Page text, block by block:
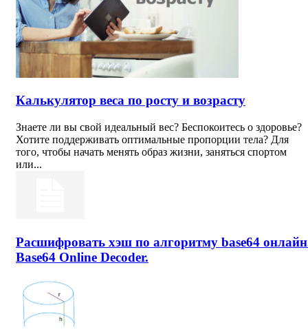
Калькулятор веса по росту и возрасту
Знаете ли вы свой идеальный вес? Беспокоитесь о здоровье?
Хотите поддерживать оптимальные пропорции тела? Для
того, чтобы начать менять образ жизни, заняться спортом
или...
Расшифровать хэш по алгоритму base64
Base64 Online Decoder.